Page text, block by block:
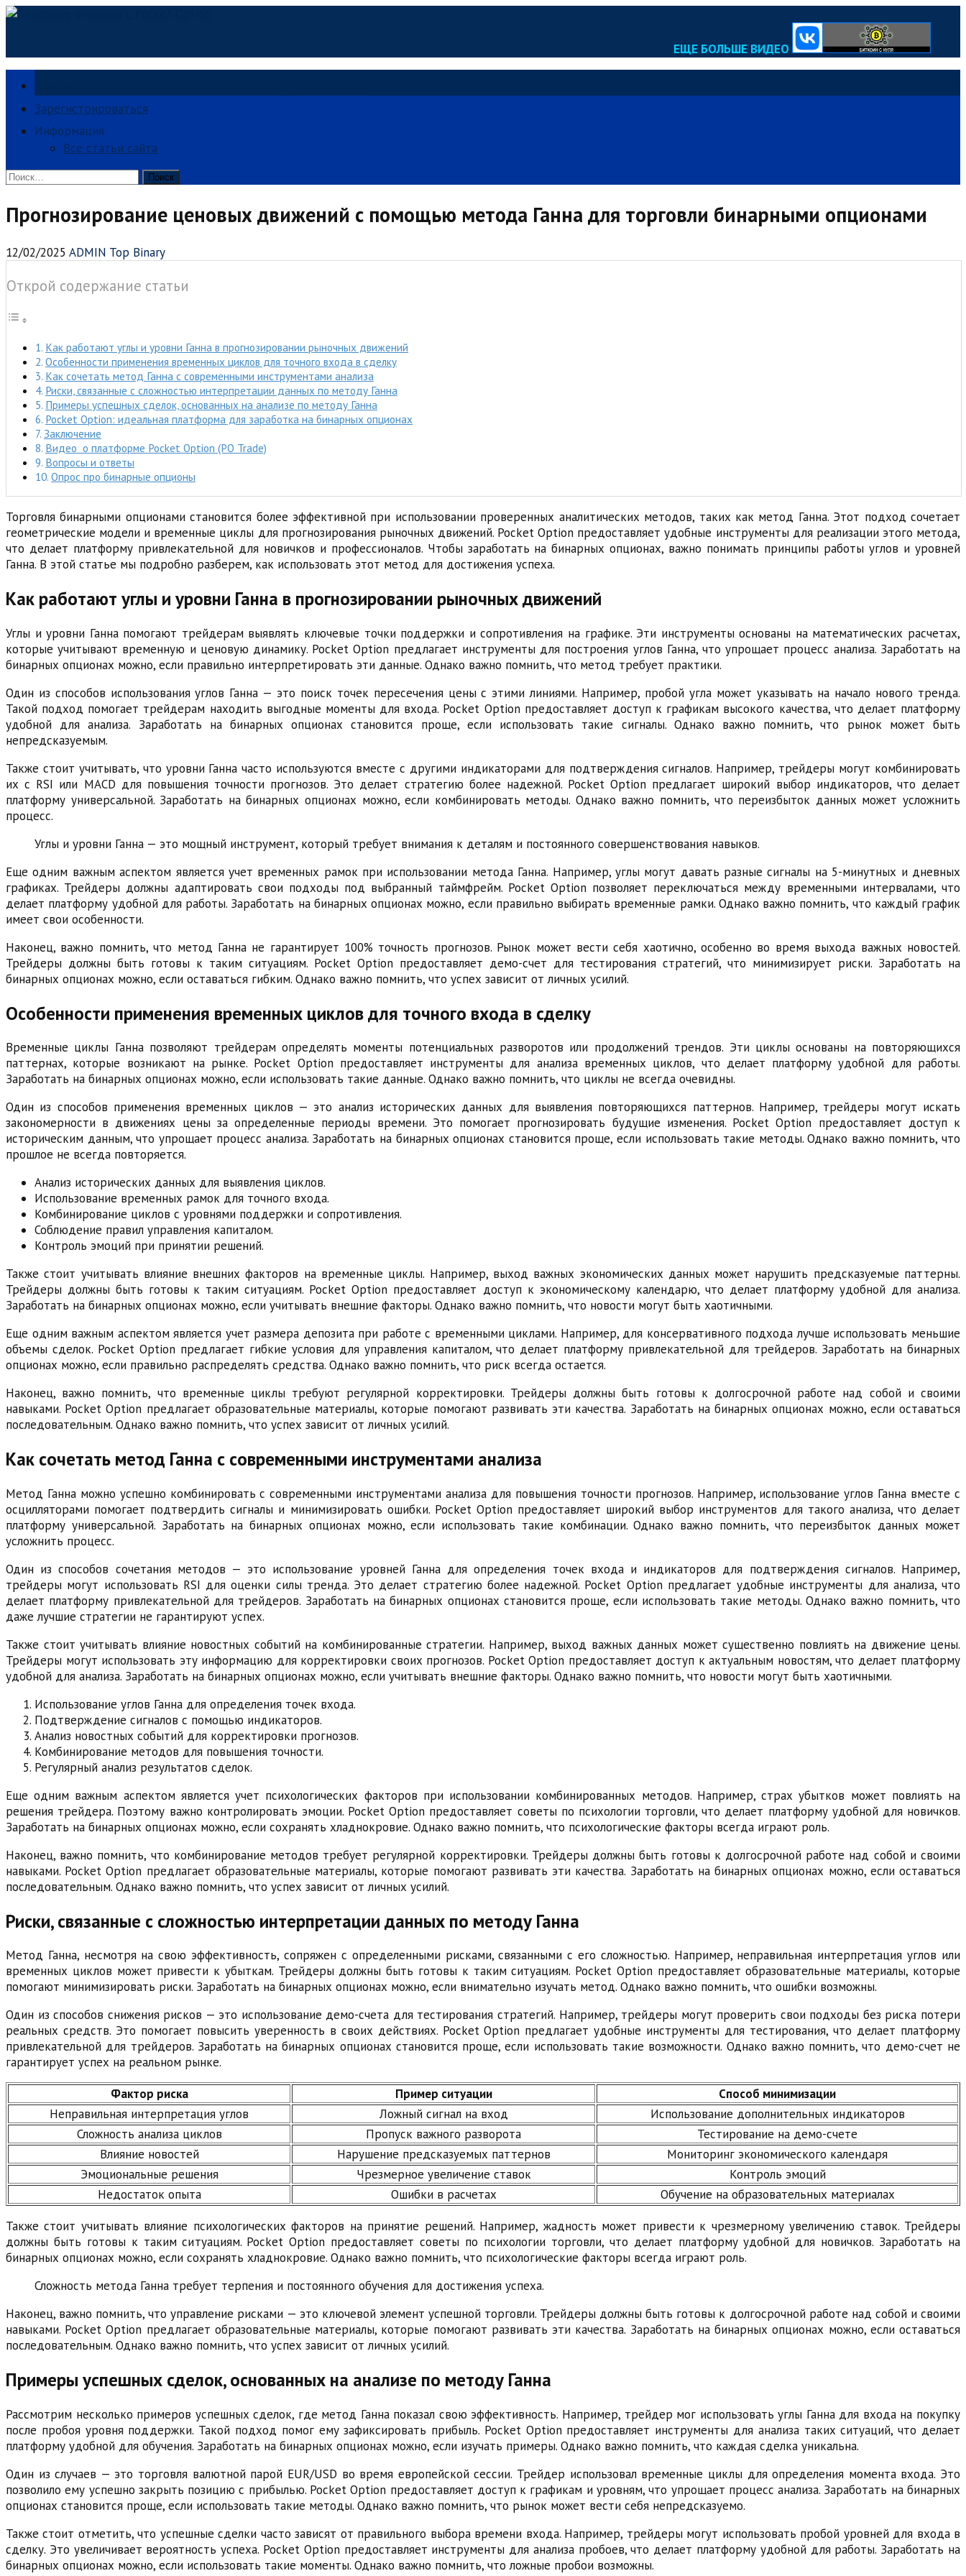
Skip
ЕЩЕ БОЛЬШЕ ВИДЕО
Зарегистрироваться
Информация
Все статьи сайта
Найти:
Прогнозирование ценовых движений с помощью метода Ганна для торговли бинарными опционами
12/02/2025 ADMIN Top Binary
Открой содержание статьи
Как работают углы и уровни Ганна в прогнозировании рыночных движений
Особенности применения временных циклов для точного входа в сделку
Как сочетать метод Ганна с современными инструментами анализа
Риски, связанные с сложностью интерпретации данных по методу Ганна
Примеры успешных сделок, основанных на анализе по методу Ганна
Pocket Option: идеальная платформа для заработка на бинарных опционах
Заключение
Видео о платформе Pocket Option (PO Trade)
Вопросы и ответы
Опрос про бинарные опционы
Торговля бинарными опционами становится более эффективной при использовании проверенных аналитических методов, таких как метод Ганна. Этот подход сочетает
геометрические модели и временные циклы для прогнозирования рыночных движений. Pocket Option предоставляет удобные инструменты для реализации этого метода,
что делает платформу привлекательной для новичков и профессионалов. Чтобы заработать на бинарных опционах, важно понимать принципы работы углов и уровней
Ганна. В этой статье мы подробно разберем, как использовать этот метод для достижения успеха.
Как работают углы и уровни Ганна в прогнозировании рыночных движений
Углы и уровни Ганна помогают трейдерам выявлять ключевые точки поддержки и сопротивления на графике. Эти инструменты основаны на математических расчетах,
которые учитывают временную и ценовую динамику. Pocket Option предлагает инструменты для построения углов Ганна, что упрощает процесс анализа. Заработать на
бинарных опционах можно, если правильно интерпретировать эти данные. Однако важно помнить, что метод требует практики.
Один из способов использования углов Ганна — это поиск точек пересечения цены с этими линиями. Например, пробой угла может указывать на начало нового тренда.
Такой подход помогает трейдерам находить выгодные моменты для входа. Pocket Option предоставляет доступ к графикам высокого качества, что делает платформу
удобной для анализа. Заработать на бинарных опционах становится проще, если использовать такие сигналы. Однако важно помнить, что рынок может быть
непредсказуемым.
Также стоит учитывать, что уровни Ганна часто используются вместе с другими индикаторами для подтверждения сигналов. Например, трейдеры могут комбинировать
их с RSI или MACD для повышения точности прогнозов. Это делает стратегию более надежной. Pocket Option предлагает широкий выбор индикаторов, что делает
платформу универсальной. Заработать на бинарных опционах можно, если комбинировать методы. Однако важно помнить, что переизбыток данных может усложнить
процесс.
Углы и уровни Ганна — это мощный инструмент, который требует внимания к деталям и постоянного совершенствования навыков.
Еще одним важным аспектом является учет временных рамок при использовании метода Ганна. Например, углы могут давать разные сигналы на 5-минутных и дневных
графиках. Трейдеры должны адаптировать свои подходы под выбранный таймфрейм. Pocket Option позволяет переключаться между временными интервалами, что
делает платформу удобной для работы. Заработать на бинарных опционах можно, если правильно выбирать временные рамки. Однако важно помнить, что каждый график
имеет свои особенности.
Наконец, важно помнить, что метод Ганна не гарантирует 100% точность прогнозов. Рынок может вести себя хаотично, особенно во время выхода важных новостей.
Трейдеры должны быть готовы к таким ситуациям. Pocket Option предоставляет демо-счет для тестирования стратегий, что минимизирует риски. Заработать на
бинарных опционах можно, если оставаться гибким. Однако важно помнить, что успех зависит от личных усилий.
Особенности применения временных циклов для точного входа в сделку
Временные циклы Ганна позволяют трейдерам определять моменты потенциальных разворотов или продолжений трендов. Эти циклы основаны на повторяющихся
паттернах, которые возникают на рынке. Pocket Option предоставляет инструменты для анализа временных циклов, что делает платформу удобной для работы.
Заработать на бинарных опционах можно, если использовать такие данные. Однако важно помнить, что циклы не всегда очевидны.
Один из способов применения временных циклов — это анализ исторических данных для выявления повторяющихся паттернов. Например, трейдеры могут искать
закономерности в движениях цены за определенные периоды времени. Это помогает прогнозировать будущие изменения. Pocket Option предоставляет доступ к
историческим данным, что упрощает процесс анализа. Заработать на бинарных опционах становится проще, если использовать такие методы. Однако важно помнить, что
прошлое не всегда повторяется.
Анализ исторических данных для выявления циклов.
Использование временных рамок для точного входа.
Комбинирование циклов с уровнями поддержки и сопротивления.
Соблюдение правил управления капиталом.
Контроль эмоций при принятии решений.
Также стоит учитывать влияние внешних факторов на временные циклы. Например, выход важных экономических данных может нарушить предсказуемые паттерны.
Трейдеры должны быть готовы к таким ситуациям. Pocket Option предоставляет доступ к экономическому календарю, что делает платформу удобной для анализа.
Заработать на бинарных опционах можно, если учитывать внешние факторы. Однако важно помнить, что новости могут быть хаотичными.
Еще одним важным аспектом является учет размера депозита при работе с временными циклами. Например, для консервативного подхода лучше использовать меньшие
объемы сделок. Pocket Option предлагает гибкие условия для управления капиталом, что делает платформу привлекательной для трейдеров. Заработать на бинарных
опционах можно, если правильно распределять средства. Однако важно помнить, что риск всегда остается.
Наконец, важно помнить, что временные циклы требуют регулярной корректировки. Трейдеры должны быть готовы к долгосрочной работе над собой и своими
навыками. Pocket Option предлагает образовательные материалы, которые помогают развивать эти качества. Заработать на бинарных опционах можно, если оставаться
последовательным. Однако важно помнить, что успех зависит от личных усилий.
Как сочетать метод Ганна с современными инструментами анализа
Метод Ганна можно успешно комбинировать с современными инструментами анализа для повышения точности прогнозов. Например, использование углов Ганна вместе с
осцилляторами помогает подтвердить сигналы и минимизировать ошибки. Pocket Option предоставляет широкий выбор инструментов для такого анализа, что делает
платформу универсальной. Заработать на бинарных опционах можно, если использовать такие комбинации. Однако важно помнить, что переизбыток данных может
усложнить процесс.
Один из способов сочетания методов — это использование уровней Ганна для определения точек входа и индикаторов для подтверждения сигналов. Например,
трейдеры могут использовать RSI для оценки силы тренда. Это делает стратегию более надежной. Pocket Option предлагает удобные инструменты для анализа, что
делает платформу привлекательной для трейдеров. Заработать на бинарных опционах становится проще, если использовать такие методы. Однако важно помнить, что
даже лучшие стратегии не гарантируют успех.
Также стоит учитывать влияние новостных событий на комбинированные стратегии. Например, выход важных данных может существенно повлиять на движение цены.
Трейдеры могут использовать эту информацию для корректировки своих прогнозов. Pocket Option предоставляет доступ к актуальным новостям, что делает платформу
удобной для анализа. Заработать на бинарных опционах можно, если учитывать внешние факторы. Однако важно помнить, что новости могут быть хаотичными.
Использование углов Ганна для определения точек входа.
Подтверждение сигналов с помощью индикаторов.
Анализ новостных событий для корректировки прогнозов.
Комбинирование методов для повышения точности.
Регулярный анализ результатов сделок.
Еще одним важным аспектом является учет психологических факторов при использовании комбинированных методов. Например, страх убытков может повлиять на
решения трейдера. Поэтому важно контролировать эмоции. Pocket Option предоставляет советы по психологии торговли, что делает платформу удобной для новичков.
Заработать на бинарных опционах можно, если сохранять хладнокровие. Однако важно помнить, что психологические факторы всегда играют роль.
Наконец, важно помнить, что комбинирование методов требует регулярной корректировки. Трейдеры должны быть готовы к долгосрочной работе над собой и своими
навыками. Pocket Option предлагает образовательные материалы, которые помогают развивать эти качества. Заработать на бинарных опционах можно, если оставаться
последовательным. Однако важно помнить, что успех зависит от личных усилий.
Риски, связанные с сложностью интерпретации данных по методу Ганна
Метод Ганна, несмотря на свою эффективность, сопряжен с определенными рисками, связанными с его сложностью. Например, неправильная интерпретация углов или
временных циклов может привести к убыткам. Трейдеры должны быть готовы к таким ситуациям. Pocket Option предоставляет образовательные материалы, которые
помогают минимизировать риски. Заработать на бинарных опционах можно, если внимательно изучать метод. Однако важно помнить, что ошибки возможны.
Один из способов снижения рисков — это использование демо-счета для тестирования стратегий. Например, трейдеры могут проверить свои подходы без риска потери
реальных средств. Это помогает повысить уверенность в своих действиях. Pocket Option предлагает удобные инструменты для тестирования, что делает платформу
привлекательной для трейдеров. Заработать на бинарных опционах становится проще, если использовать такие возможности. Однако важно помнить, что демо-счет не
гарантирует успех на реальном рынке.
Фактор риска
Пример ситуации
Способ минимизации
Неправильная интерпретация углов
Ложный сигнал на вход
Использование дополнительных индикаторов
Сложность анализа циклов
Пропуск важного разворота
Тестирование на демо-счете
Влияние новостей
Нарушение предсказуемых паттернов
Мониторинг экономического календаря
Эмоциональные решения
Чрезмерное увеличение ставок
Контроль эмоций
Недостаток опыта
Ошибки в расчетах
Обучение на образовательных материалах
Также стоит учитывать влияние психологических факторов на принятие решений. Например, жадность может привести к чрезмерному увеличению ставок. Трейдеры
должны быть готовы к таким ситуациям. Pocket Option предоставляет советы по психологии торговли, что делает платформу удобной для новичков. Заработать на
бинарных опционах можно, если сохранять хладнокровие. Однако важно помнить, что психологические факторы всегда играют роль.
Сложность метода Ганна требует терпения и постоянного обучения для достижения успеха.
Наконец, важно помнить, что управление рисками — это ключевой элемент успешной торговли. Трейдеры должны быть готовы к долгосрочной работе над собой и своими
навыками. Pocket Option предлагает образовательные материалы, которые помогают развивать эти качества. Заработать на бинарных опционах можно, если оставаться
последовательным. Однако важно помнить, что успех зависит от личных усилий.
Примеры успешных сделок, основанных на анализе по методу Ганна
Рассмотрим несколько примеров успешных сделок, где метод Ганна показал свою эффективность. Например, трейдер мог использовать углы Ганна для входа на покупку
после пробоя уровня поддержки. Такой подход помог ему зафиксировать прибыль. Pocket Option предоставляет инструменты для анализа таких ситуаций, что делает
платформу удобной для обучения. Заработать на бинарных опционах можно, если изучать примеры. Однако важно помнить, что каждая сделка уникальна.
Один из случаев — это торговля валютной парой EUR/USD во время европейской сессии. Трейдер использовал временные циклы для определения момента входа. Это
позволило ему успешно закрыть позицию с прибылью. Pocket Option предоставляет доступ к графикам и уровням, что упрощает процесс анализа. Заработать на бинарных
опционах становится проще, если использовать такие методы. Однако важно помнить, что рынок может вести себя непредсказуемо.
Также стоит отметить, что успешные сделки часто зависят от правильного выбора времени входа. Например, трейдеры могут использовать пробой уровней для входа в
сделку. Это увеличивает вероятность успеха. Pocket Option предоставляет инструменты для анализа пробоев, что делает платформу удобной для работы. Заработать на
бинарных опционах можно, если использовать такие моменты. Однако важно помнить, что ложные пробои возможны.